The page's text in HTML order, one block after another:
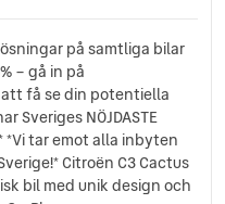
på samtliga bilar
– gå in på
få se din potentiella
Sveriges NÖJDASTE
*Vi tar emot alla inbyten
Citroën C3 Cactus
bil med unik design och